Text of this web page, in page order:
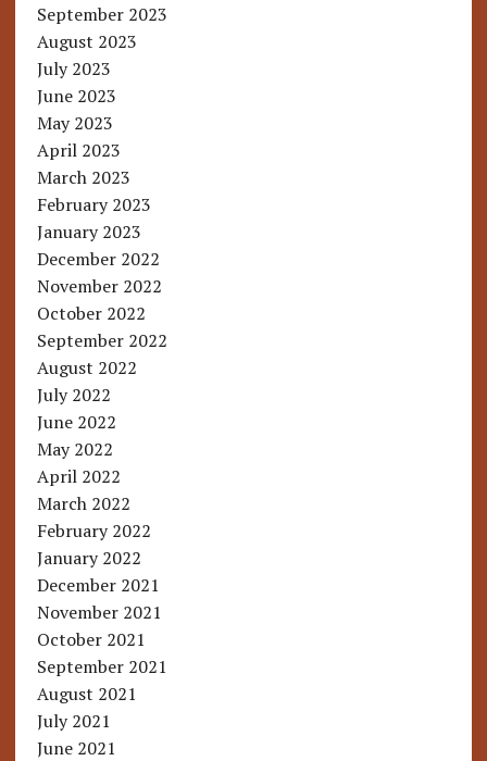
September 2023
August 2023
July 2023
June 2023
May 2023
April 2023
March 2023
February 2023
January 2023
December 2022
November 2022
October 2022
September 2022
August 2022
July 2022
June 2022
May 2022
April 2022
March 2022
February 2022
January 2022
December 2021
November 2021
October 2021
September 2021
August 2021
July 2021
June 2021